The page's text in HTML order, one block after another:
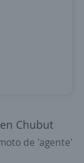
Chubut
de 'agente'